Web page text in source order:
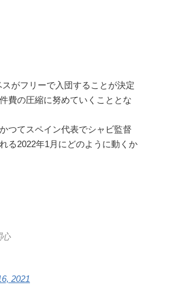
がフリーで入団することが決定
費の圧縮に努めていくこととな
つてスペイン代表でシャビ監督
る2022年1月にどのように動くか
心
2021